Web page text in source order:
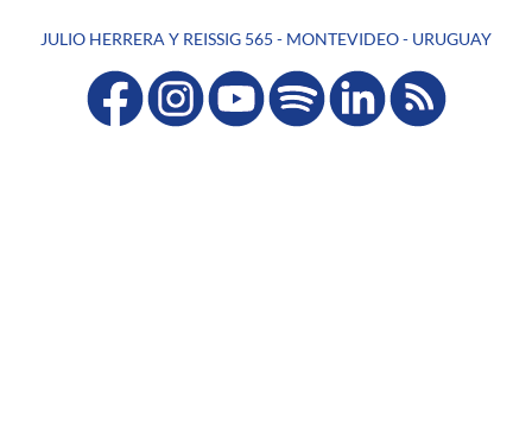
JULIO HERRERA Y REISSIG 565 - MONTEVIDEO - URUGUAY